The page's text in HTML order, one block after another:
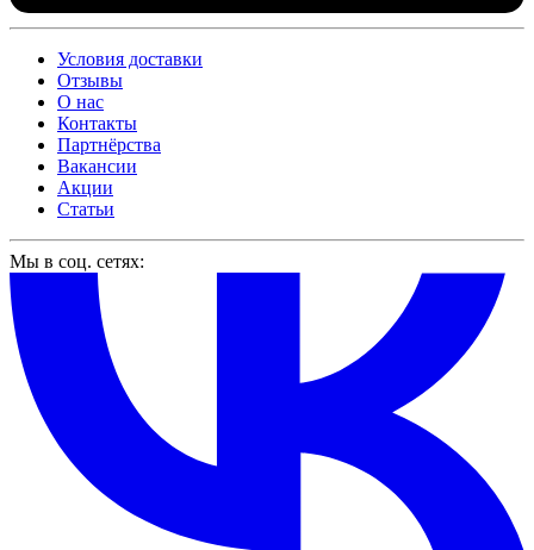
Условия доставки
Отзывы
О нас
Контакты
Партнёрства
Вакансии
Акции
Статьи
Мы в соц. сетях: